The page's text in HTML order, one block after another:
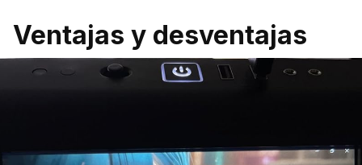
Ventajas y desventajas